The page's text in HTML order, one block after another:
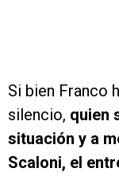
Si bien Franco
silencio, quien
situación y a
Scaloni, el